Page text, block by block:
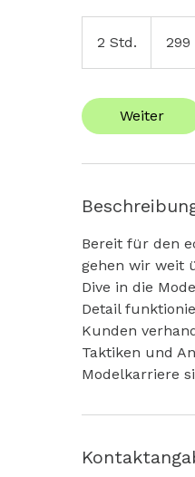
2 Std.
d
299
Weiter
Bereit für den
gehen wir weit
Dive in die
Detail
Kunden
Taktiken und
Modelkarriere